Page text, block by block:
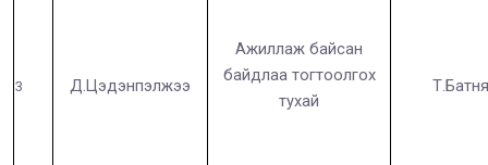
3 Д.Цэдэнпэлжээ
Ажиллаж байсан
байдлаа тогтоолгох
тухай